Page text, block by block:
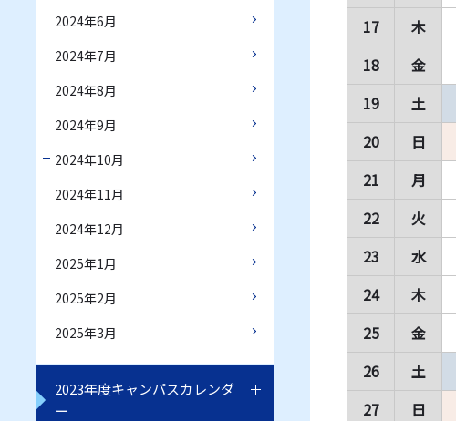
2024年6月
2024年7月
2024年8月
2024年9月
2024年10月
2024年11月
2024年12月
2025年1月
2025年2月
2025年3月
2023年度キャンパスカレンダ
ー
17
木
18
金
19
土
20
日
21
月
22
火
23
水
24
木
25
金
26
土
27
日